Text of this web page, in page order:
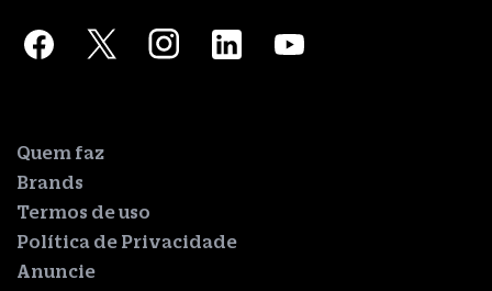
Quem faz
Brands
Termos de uso
Política de Privacidade
Anuncie